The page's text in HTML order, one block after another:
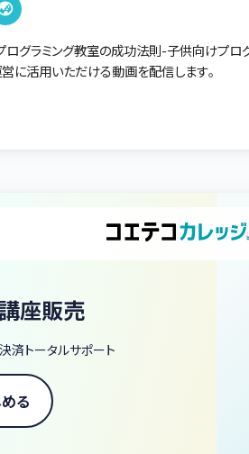
ログラミング教室の成功法則-子供向けプロ
に活用いただける動画を配信します。
座販売
済トータルサポート
る